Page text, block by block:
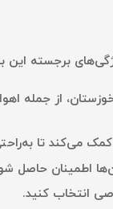
برجسته این
از جمله
تا به‌راحتی
اطمینان حاصل
انتخاب کنید.